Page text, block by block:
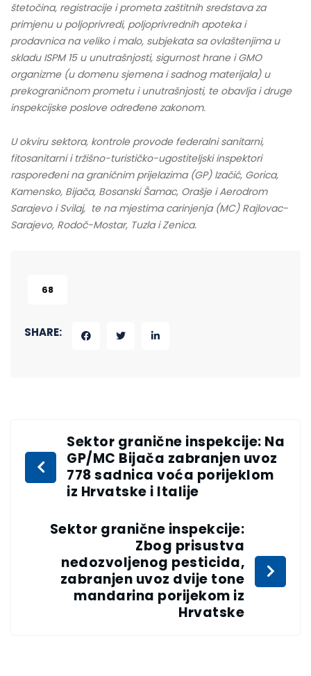
štetočina, registracije i prometa zaštitnih sredstava za
primjenu u poljoprivredi, poljoprivrednih apoteka i
prodavnica na veliko i malo, subjekata sa ovlaštenjima u
skladu ISPM 15 u unutrašnjosti, sigurnost hrane i GMO
organizme (u domenu sjemena i sadnog materijala) u
prekograničnom prometu i unutrašnjosti, te obavlja i druge
inspekcijske poslove određene zakonom.
U okviru sektora, kontrole provode federalni sanitarni,
fitosanitarni i tržišno-turističko-ugostiteljski inspektori
raspoređeni na graničnim prijelazima (GP) Izačić, Gorica,
Kamensko, Bijača, Bosanski Šamac, Orašje i Aerodrom
Sarajevo i Svilaj, te na mjestima carinjenja (MC) Rajlovac-
Sarajevo, Rodoč-Mostar, Tuzla i Zenica.
68
SHARE:
Sektor granične inspekcije: Na
GP/MC Bijača zabranjen uvoz
778 sadnica voća porijeklom
iz Hrvatske i Italije
Sektor granične inspekcije:
Zbog prisustva
nedozvoljenog pesticida,
zabranjen uvoz dvije tone
mandarina porijekom iz
Hrvatske